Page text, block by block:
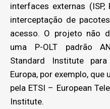
interfaces externas
interceptação de
acesso. O projeto não
uma P-OLT padrão
Standard Institute
Europa, por exemplo,
pela ETSI – European
Institute.